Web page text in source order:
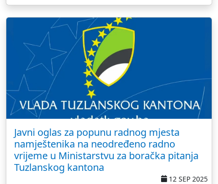
Javni oglas za popunu radnog mjesta
namještenika na neodređeno radno
vrijeme u Ministarstvu za boračka pitanja
Tuzlanskog kantona
12 SEP 2025